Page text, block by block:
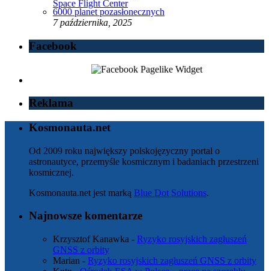
6000 planet pozasłonecznych
7 października, 2025
Facebook
Reklama
Kosmonauta.net
Od 2009 roku największy polskojęzyczny portal o
astronautyce, przemyśle kosmicznym i badaniach przestrzeni
kosmicznej.
Kosmonauta.net jest marką Blue Dot Solutions.
Najnowsze komentarze
Krzysztof Kanawka - Ryzyko rosyjskich zagłuszeń
GNSS z orbity
Marian - Ryzyko rosyjskich zagłuszeń GNSS z orbity